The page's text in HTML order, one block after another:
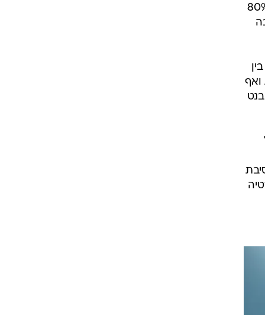
בכל אלה שניבאו אפשרות להידרדרות ליחס חוב־תוצר של 80%
ואף
בנט